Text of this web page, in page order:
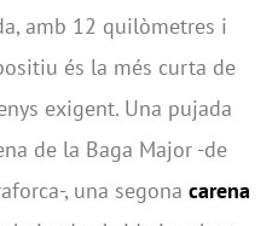
amb 12 quilòmetres i
és la més curta de
exigent. Una pujada
de la Baga Major -de
, una segona carena